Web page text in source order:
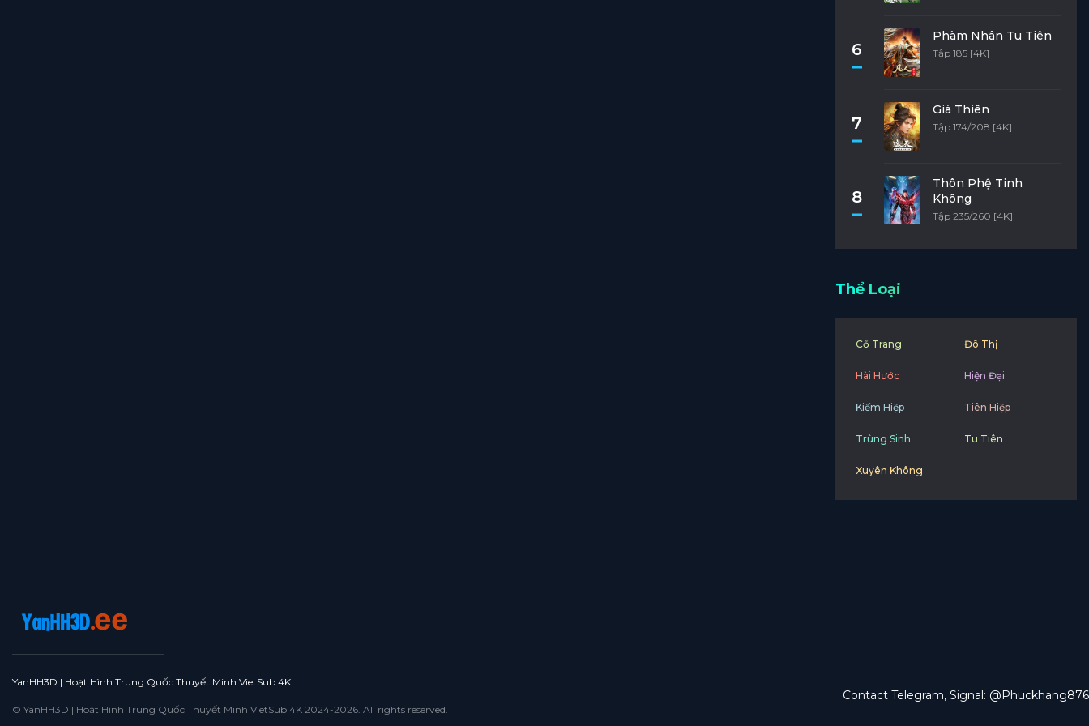
6
Phàm Nhân Tu Tiên
Tập 185 [4K]
7
Già Thiên
Tập 174/208 [4K]
8
Thôn Phệ Tinh
Không
Tập 235/260 [4K]
Thể Loại
Cổ Trang Đô Thị
Hài Hước Hiện Đại
Kiếm Hiệp Tiên Hiệp
Trùng Sinh Tu Tiên
Xuyên Không
YanHH3D | Hoạt Hình Trung Quốc Thuyết Minh VietSub 4K
Contact Telegram, Signal: @Phuckhang876
© YanHH3D | Hoạt Hình Trung Quốc Thuyết Minh VietSub 4K 2024-2026. All rights reserved.